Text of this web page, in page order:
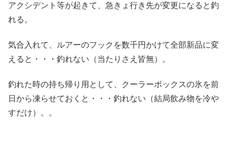
アクシデント等が起きて、急きょ行き先が変更になると釣
れる。
気合入れて、ルアーのフックを数千円かけて全部新品に変
えると・・・釣れない（当たりさえ皆無）。
釣れた時の持ち帰り用として、クーラーボックスの氷を前
日から凍らせておくと・・・釣れない（結局飲み物を冷や
すだけ）。。